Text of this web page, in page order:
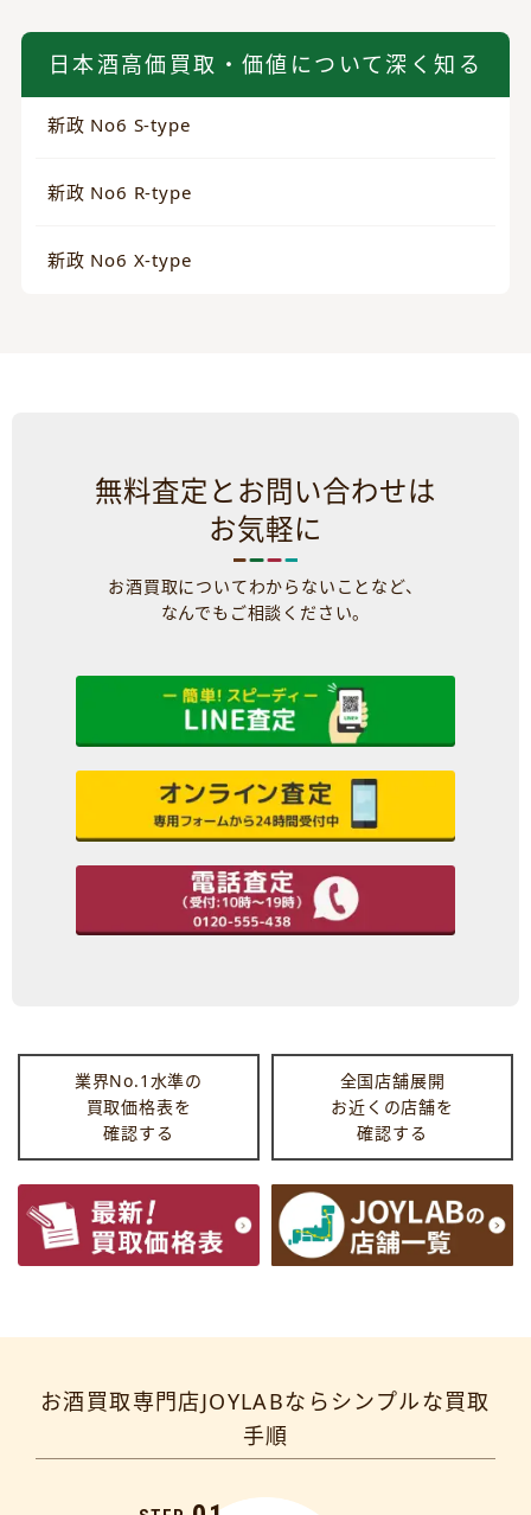
日本酒高価買取・価値について深く知る
新政 No6 S-type
新政 No6 R-type
新政 No6 X-type
無料査定とお問い合わせは
お気軽に
お酒買取についてわからないことなど、
なんでもご相談ください。
業界No.1水準の
買取価格表を
確認する
全国店舗展開
お近くの店舗を
確認する
お酒買取専門店JOYLABならシンプルな買取
手順